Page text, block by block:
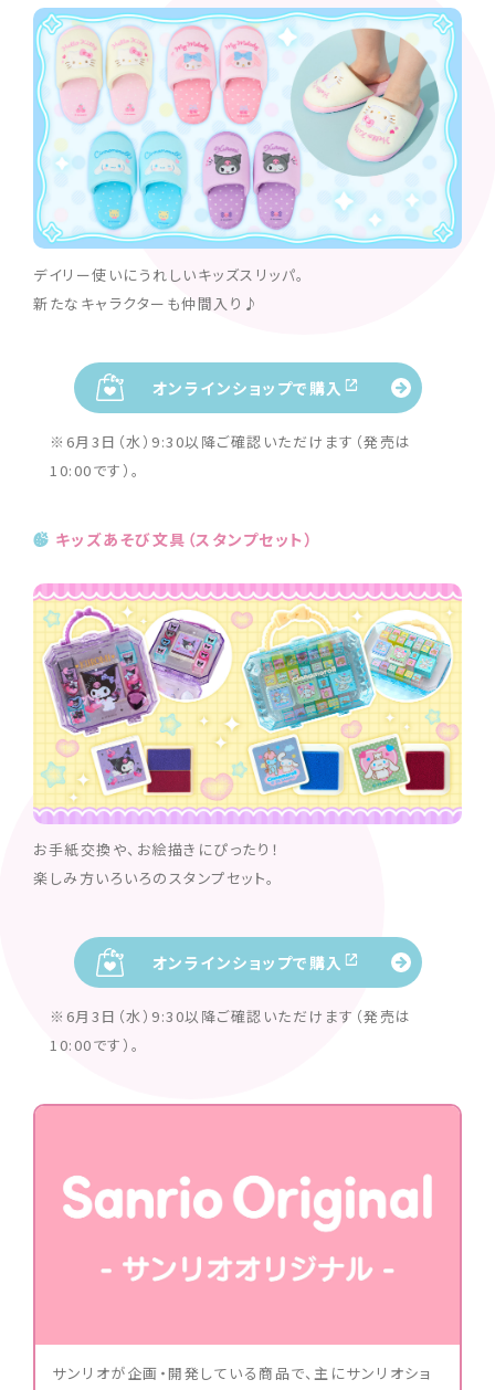
デイリー使いにうれしいキッズスリッパ。
新たなキャラクターも仲間入り♪
オンラインショップで購入
※6月3日（水）9:30以降ご確認いただけます（発売は
10:00です）。
キッズあそび文具（スタンプセット）
お手紙交換や、お絵描きにぴったり！
楽しみ方いろいろのスタンプセット。
オンラインショップで購入
※6月3日（水）9:30以降ご確認いただけます（発売は
10:00です）。
サンリオが企画・開発している商品で、主にサンリオショ